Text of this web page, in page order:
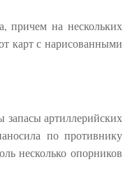
причем на нескольких
карт с нарисованными
запасы артиллерийских
по противнику
несколько опорников